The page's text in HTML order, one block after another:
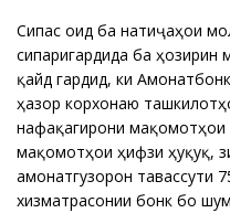
Сипас оид ба натиҷаҳои
сипаригардида ба
қайд гардид, ки
ҳазор корхонаю
нафақагирони мақомотҳои
мақомотҳои ҳифзи ҳуқуқ,
амонатгузорон тавассути
хизматрасонии бонкӣ бо